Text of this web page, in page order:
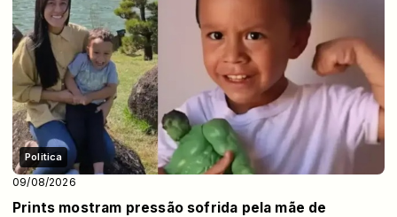
Politica
09/08/2026
Prints mostram pressão sofrida pela mãe de